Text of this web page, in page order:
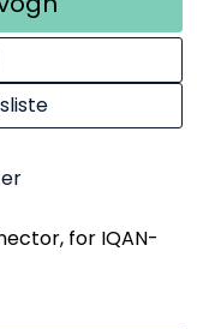
for IQAN-